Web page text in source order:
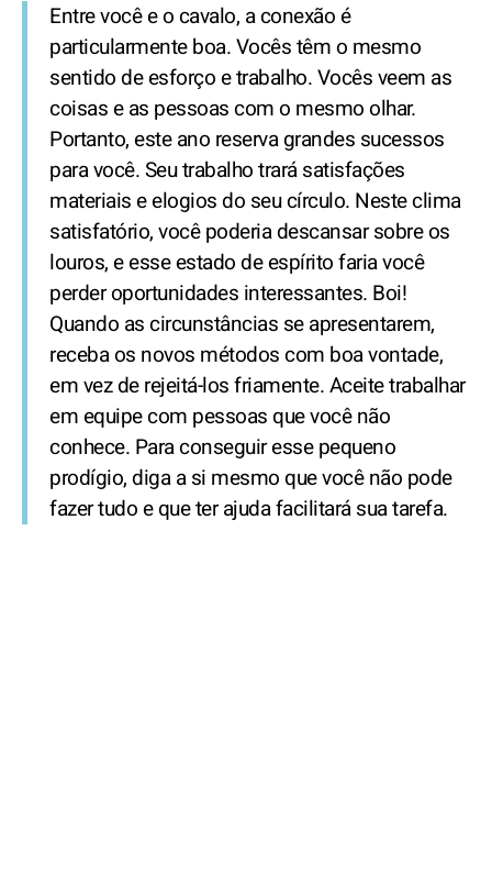
Entre você e o cavalo, a conexão é
particularmente boa. Vocês têm o mesmo
sentido de esforço e trabalho. Vocês veem as
coisas e as pessoas com o mesmo olhar.
Portanto, este ano reserva grandes sucessos
para você. Seu trabalho trará satisfações
materiais e elogios do seu círculo. Neste clima
satisfatório, você poderia descansar sobre os
louros, e esse estado de espírito faria você
perder oportunidades interessantes. Boi!
Quando as circunstâncias se apresentarem,
receba os novos métodos com boa vontade,
em vez de rejeitá-los friamente. Aceite trabalhar
em equipe com pessoas que você não
conhece. Para conseguir esse pequeno
prodígio, diga a si mesmo que você não pode
fazer tudo e que ter ajuda facilitará sua tarefa.